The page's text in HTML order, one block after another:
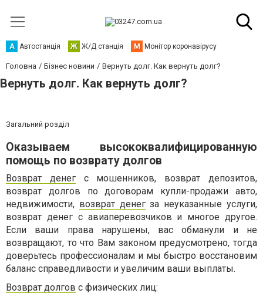
А Автостанція Ж Ж/Д станція М Монітор коронавірусу
Головна Бізнес новини Вернуть долг. Как вернуть долг?
Вернуть долг. Как вернуть долг?
Загальний розділ
Оказываем высококвалифицированную
помощь по возврату долгов
Возврат денегс мошенников, возврат депозитов,
возврат долгов по договорам купли-продажи авто,
недвижимости, возврат денегза неуказанные услуги,
возврат денег с авиаперевозчиков и многое другое.
Если ваши права нарушены, вас обманули и не
возвращают, то что Вам законом предусмотрено, тогда
доверьтесь профессионалам и мы быстро восстановим
баланс справедливости и увеличим ваши выплаты.
Возврат долгов с физических лиц: